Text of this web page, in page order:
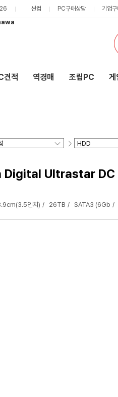
싼컴 PC구매상담 기업
견적 역경매 조립PC 게
Digital Ultrastar
인치) 26TB SATA3 (6Gb